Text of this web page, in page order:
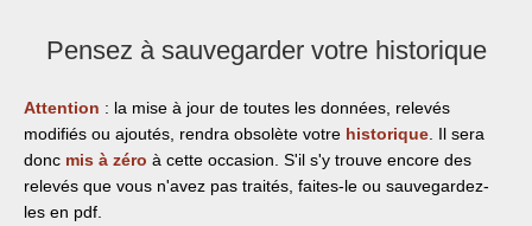
Pensez à sauvegarder votre historique
Attention : la mise à jour de toutes les données, relevés
modifiés ou ajoutés, rendra obsolète votre historique . Il sera
donc mis à zéro à cette occasion. S'il s'y trouve encore des
relevés que vous n'avez pas traités, faites-le ou sauvegardez-
les en pdf.